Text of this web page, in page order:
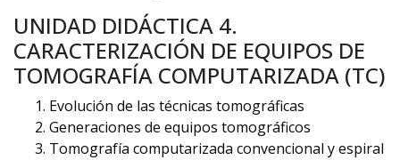
UNIDAD DIDÁCTICA 4.
CARACTERIZACIÓN DE EQUIPOS DE
TOMOGRAFÍA COMPUTARIZADA (TC)
Evolución de las técnicas tomográficas
Generaciones de equipos tomográficos
Tomografía computarizada convencional y espiral